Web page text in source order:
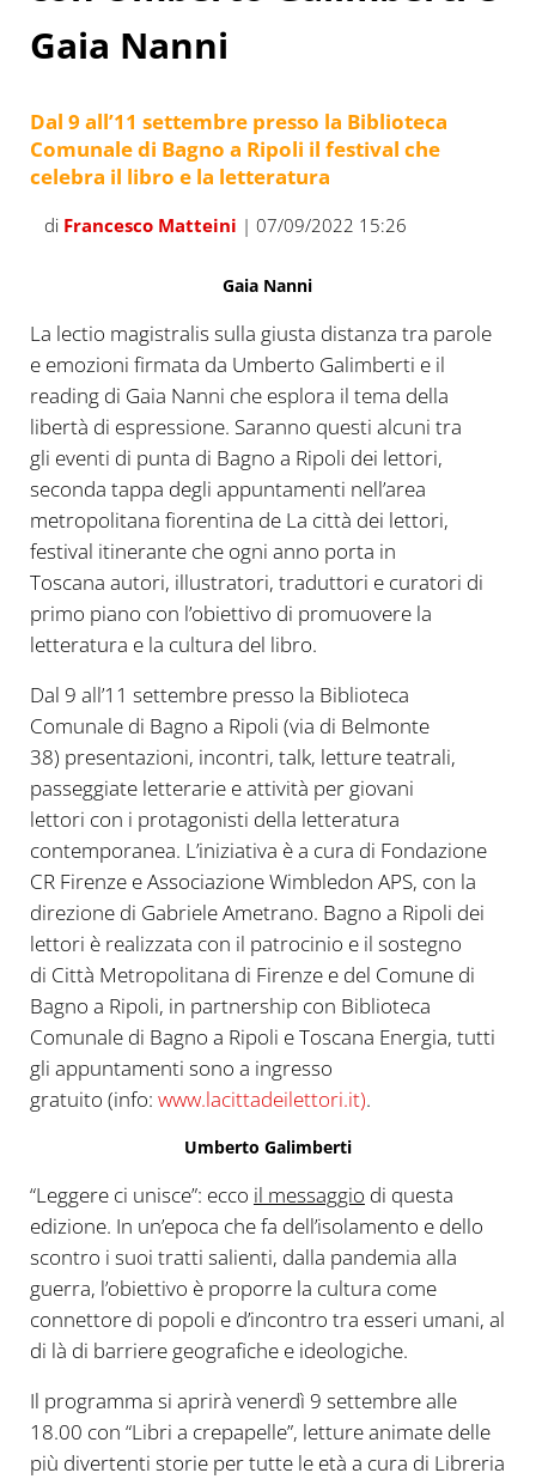
Gaia Nanni
Dal 9 all’11 settembre presso la Biblioteca
Comunale di Bagno a Ripoli il festival che
celebra il libro e la letteratura
di Francesco Matteini | 07/09/2022 15:26
Gaia Nanni
La lectio magistralis sulla giusta distanza tra parole
e emozioni firmata da Umberto Galimberti e il
reading di Gaia Nanni che esplora il tema della
libertà di espressione. Saranno questi alcuni tra
gli eventi di punta di Bagno a Ripoli dei lettori,
seconda tappa degli appuntamenti nell’area
metropolitana fiorentina de La città dei lettori,
festival itinerante che ogni anno porta in
Toscana autori, illustratori, traduttori e curatori di
primo piano con l’obiettivo di promuovere la
letteratura e la cultura del libro.
Dal 9 all’11 settembre presso la Biblioteca
Comunale di Bagno a Ripoli (via di Belmonte
38) presentazioni, incontri, talk, letture teatrali,
passeggiate letterarie e attività per giovani
lettori con i protagonisti della letteratura
contemporanea. L’iniziativa è a cura di Fondazione
CR Firenze e Associazione Wimbledon APS, con la
direzione di Gabriele Ametrano. Bagno a Ripoli dei
lettori è realizzata con il patrocinio e il sostegno
di Città Metropolitana di Firenze e del Comune di
Bagno a Ripoli, in partnership con Biblioteca
Comunale di Bagno a Ripoli e Toscana Energia, tutti
gli appuntamenti sono a ingresso
gratuito (info: www.lacittadeilettori.it).
Umberto Galimberti
“Leggere ci unisce”: ecco il messaggio di questa
edizione. In un’epoca che fa dell’isolamento e dello
scontro i suoi tratti salienti, dalla pandemia alla
guerra, l’obiettivo è proporre la cultura come
connettore di popoli e d’incontro tra esseri umani, al
di là di barriere geografiche e ideologiche.
Il programma si aprirà venerdì 9 settembre alle
18.00 con “Libri a crepapelle”, letture animate delle
più divertenti storie per tutte le età a cura di Libreria